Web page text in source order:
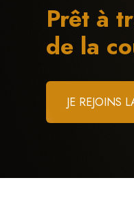
Prêt à
de la
JE REJOINS